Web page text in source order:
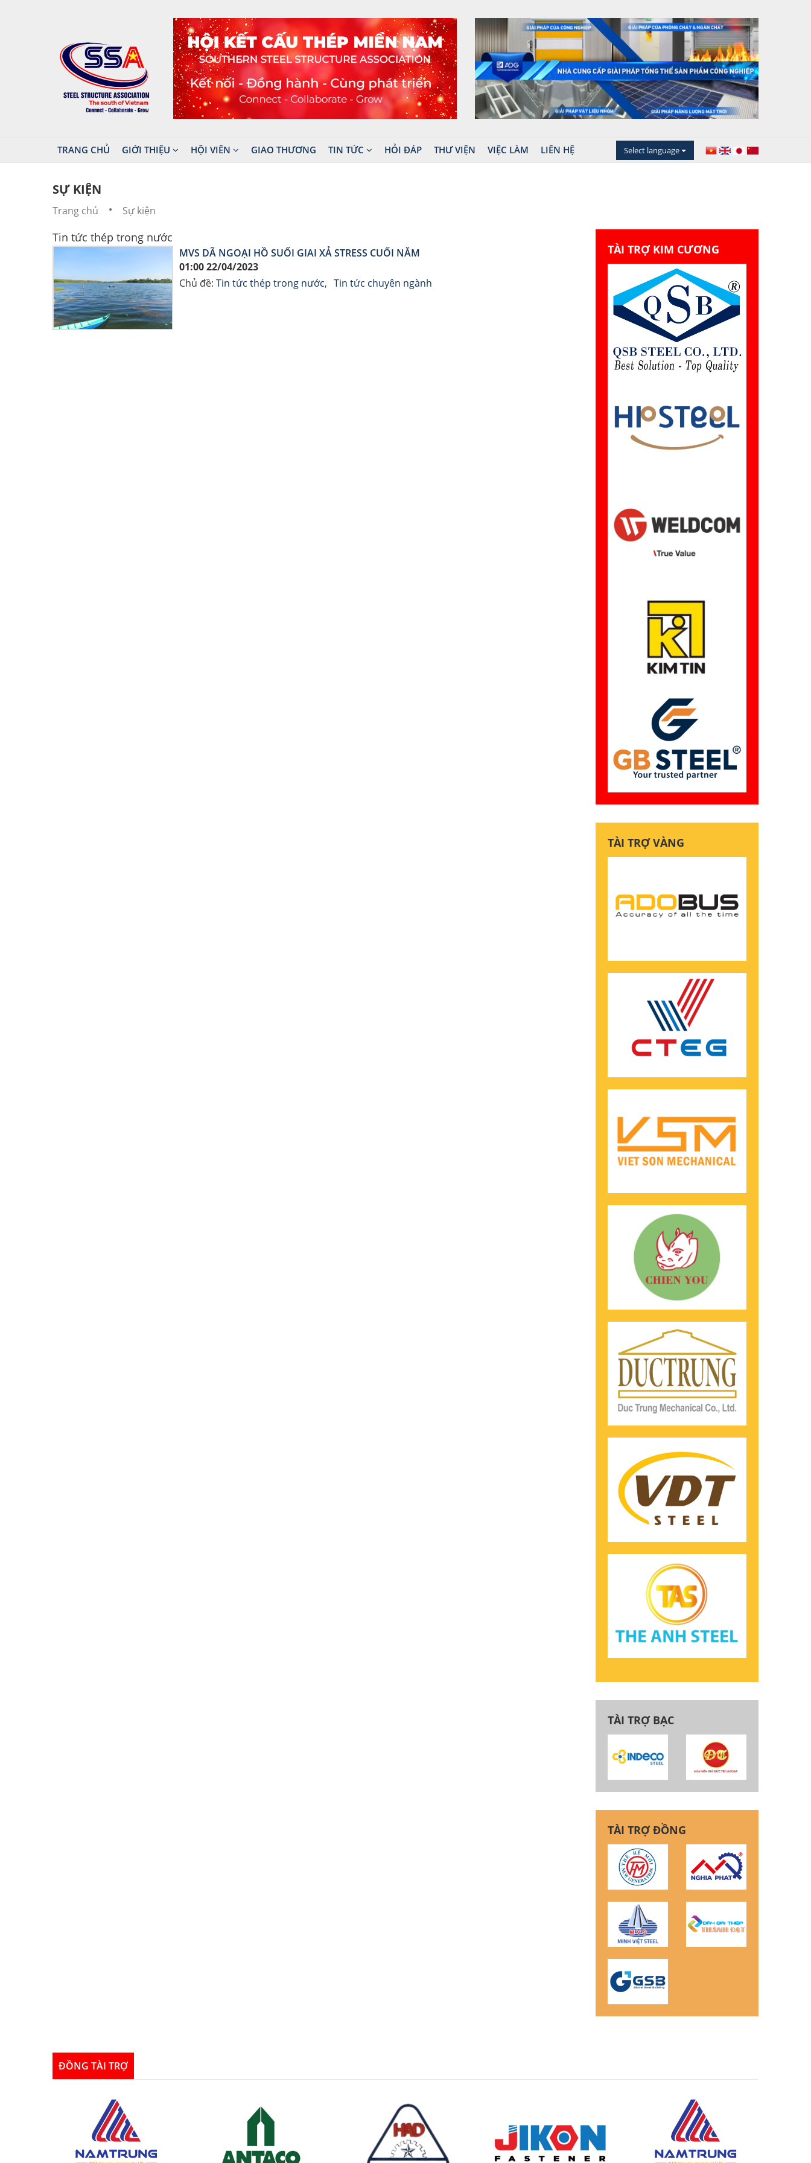
TRANG CHỦ GIỚI THIỆU HỘI VIÊN GIAO THƯƠNG TIN TỨC HỎI ĐÁP THƯ VIỆN VIỆC LÀM LIÊN HỆ Select language
SỰ KIỆN
Trang chủ Sự kiện
Tin tức thép trong nước
MVS DÃ NGOẠI HỒ SUỐI GIAI XẢ STRESS CUỐI NĂM
01:00 22/04/2023
Chủ đề: Tin tức thép trong nước Tin tức chuyên ngành
TÀI TRỢ KIM CƯƠNG
TÀI TRỢ VÀNG
TÀI TRỢ BẠC
TÀI TRỢ ĐỒNG
ĐỒNG TÀI TRỢ